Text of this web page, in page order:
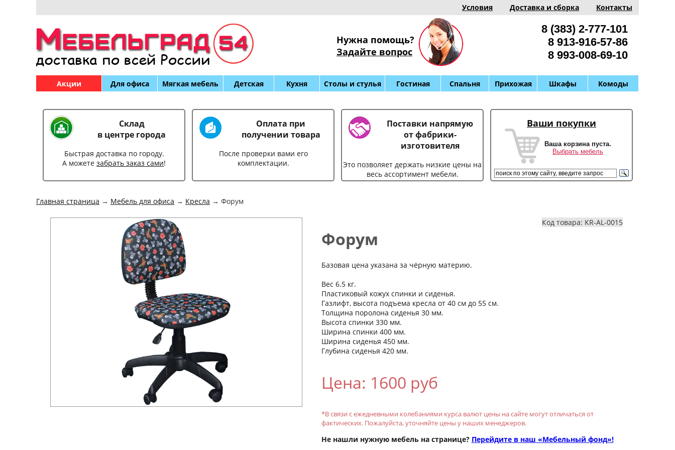
Условия Доставка и сборка Контакты
Нужна помощь?
Задайте вопрос
8 (383) 2-777-101
8 913-916-57-86
8 993-008-69-10
Акции Для офиса Мягкая мебель Детская Кухня Столы и стулья Гостиная Спальня Прихожая Шкафы Комоды
Склад
в центре города
Быстрая доставка по городу.
А можете забрать заказ сами!
Оплата при
получении товара
После проверки вами его
комплектации.
Поставки напрямую
от фабрики-
изготовителя
Это позволяет держать низкие цены на
весь ассортимент мебели.
Ваши покупки
Ваша корзина пуста.
Выбрать мебель
Главная страница → Мебель для офиса → Кресла → Форум
Код товара: KR-AL-0015
Форум
Базовая цена указана за чёрную материю.
Вес 6.5 кг.
Пластиковый кожух спинки и сиденья.
Газлифт, высота подъема кресла от 40 см до 55 см.
Толщина поролона сиденья 30 мм.
Высота спинки 330 мм.
Ширина спинки 400 мм.
Ширина сиденья 450 мм.
Глубина сиденья 420 мм.
Цена: 1600 руб
*В связи с ежедневными колебаниями курса валют цены на сайте могут отличаться от
фактических. Пожалуйста, уточняйте цены у наших менеджеров.
Не нашли нужную мебель на странице? Перейдите в наш «Мебельный фонд»!